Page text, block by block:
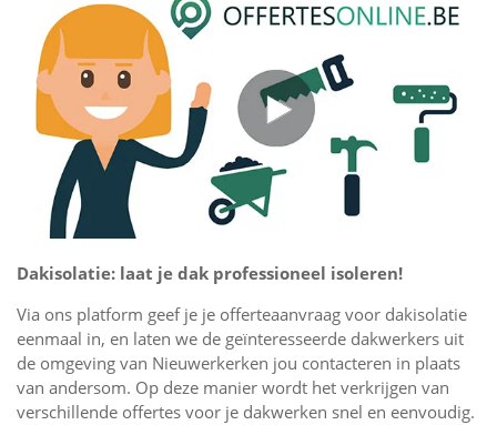
Dakisolatie: laat je dak professioneel isoleren!
Via ons platform geef je je offerteaanvraag voor dakisolatie
eenmaal in, en laten we de geïnteresseerde dakwerkers uit
de omgeving van Nieuwerkerken jou contacteren in plaats
van andersom. Op deze manier wordt het verkrijgen van
verschillende offertes voor je dakwerken snel en eenvoudig.